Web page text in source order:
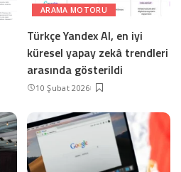
ARAMA MOTORU
Türkçe Yandex AI, en iyi
küresel yapay zekâ trendleri
arasında gösterildi
10 Şubat 2026